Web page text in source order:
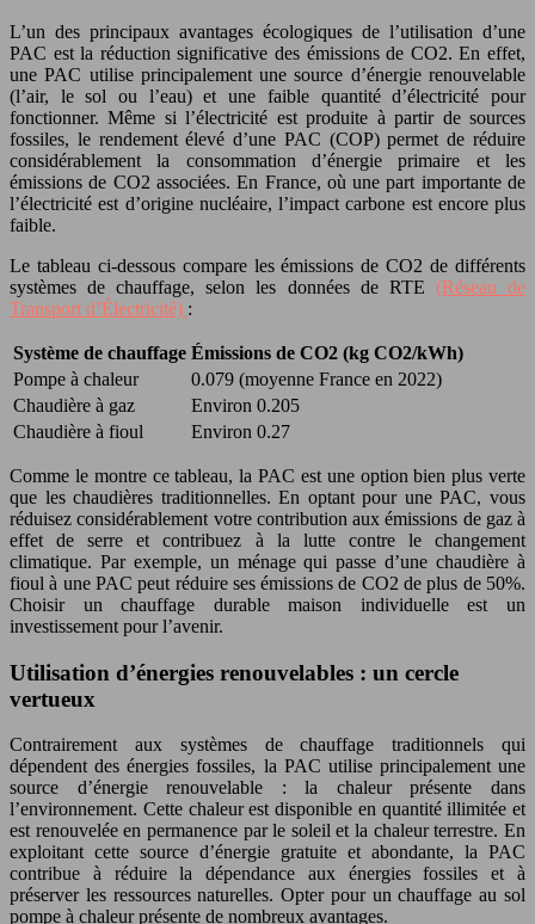
L’un des principaux avantages écologiques de l’utilisation d’une
PAC est la réduction significative des émissions de CO2. En effet,
une PAC utilise principalement une source d’énergie renouvelable
(l’air, le sol ou l’eau) et une faible quantité d’électricité pour
fonctionner. Même si l’électricité est produite à partir de sources
fossiles, le rendement élevé d’une PAC (COP) permet de réduire
considérablement la consommation d’énergie primaire et les
émissions de CO2 associées. En France, où une part importante de
l’électricité est d’origine nucléaire, l’impact carbone est encore plus
faible.
Le tableau ci-dessous compare les émissions de CO2 de différents
systèmes de chauffage, selon les données de RTE (Réseau de
Transport d’Électricité) :
Système de chauffage Émissions de CO2 (kg CO2/kWh)
Pompe à chaleur
0.079 (moyenne France en 2022)
Chaudière à gaz
Environ 0.205
Chaudière à fioul
Environ 0.27
Comme le montre ce tableau, la PAC est une option bien plus verte
que les chaudières traditionnelles. En optant pour une PAC, vous
réduisez considérablement votre contribution aux émissions de gaz à
effet de serre et contribuez à la lutte contre le changement
climatique. Par exemple, un ménage qui passe d’une chaudière à
fioul à une PAC peut réduire ses émissions de CO2 de plus de 50%.
Choisir un chauffage durable maison individuelle est un
investissement pour l’avenir.
Utilisation d’énergies renouvelables : un cercle
vertueux
Contrairement aux systèmes de chauffage traditionnels qui
dépendent des énergies fossiles, la PAC utilise principalement une
source d’énergie renouvelable : la chaleur présente dans
l’environnement. Cette chaleur est disponible en quantité illimitée et
est renouvelée en permanence par le soleil et la chaleur terrestre. En
exploitant cette source d’énergie gratuite et abondante, la PAC
contribue à réduire la dépendance aux énergies fossiles et à
préserver les ressources naturelles. Opter pour un chauffage au sol
pompe à chaleur présente de nombreux avantages.